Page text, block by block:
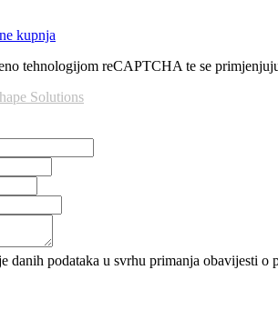
tehnologijom reCAPTCHA te se
danih podataka u svrhu primanja obavijesti o